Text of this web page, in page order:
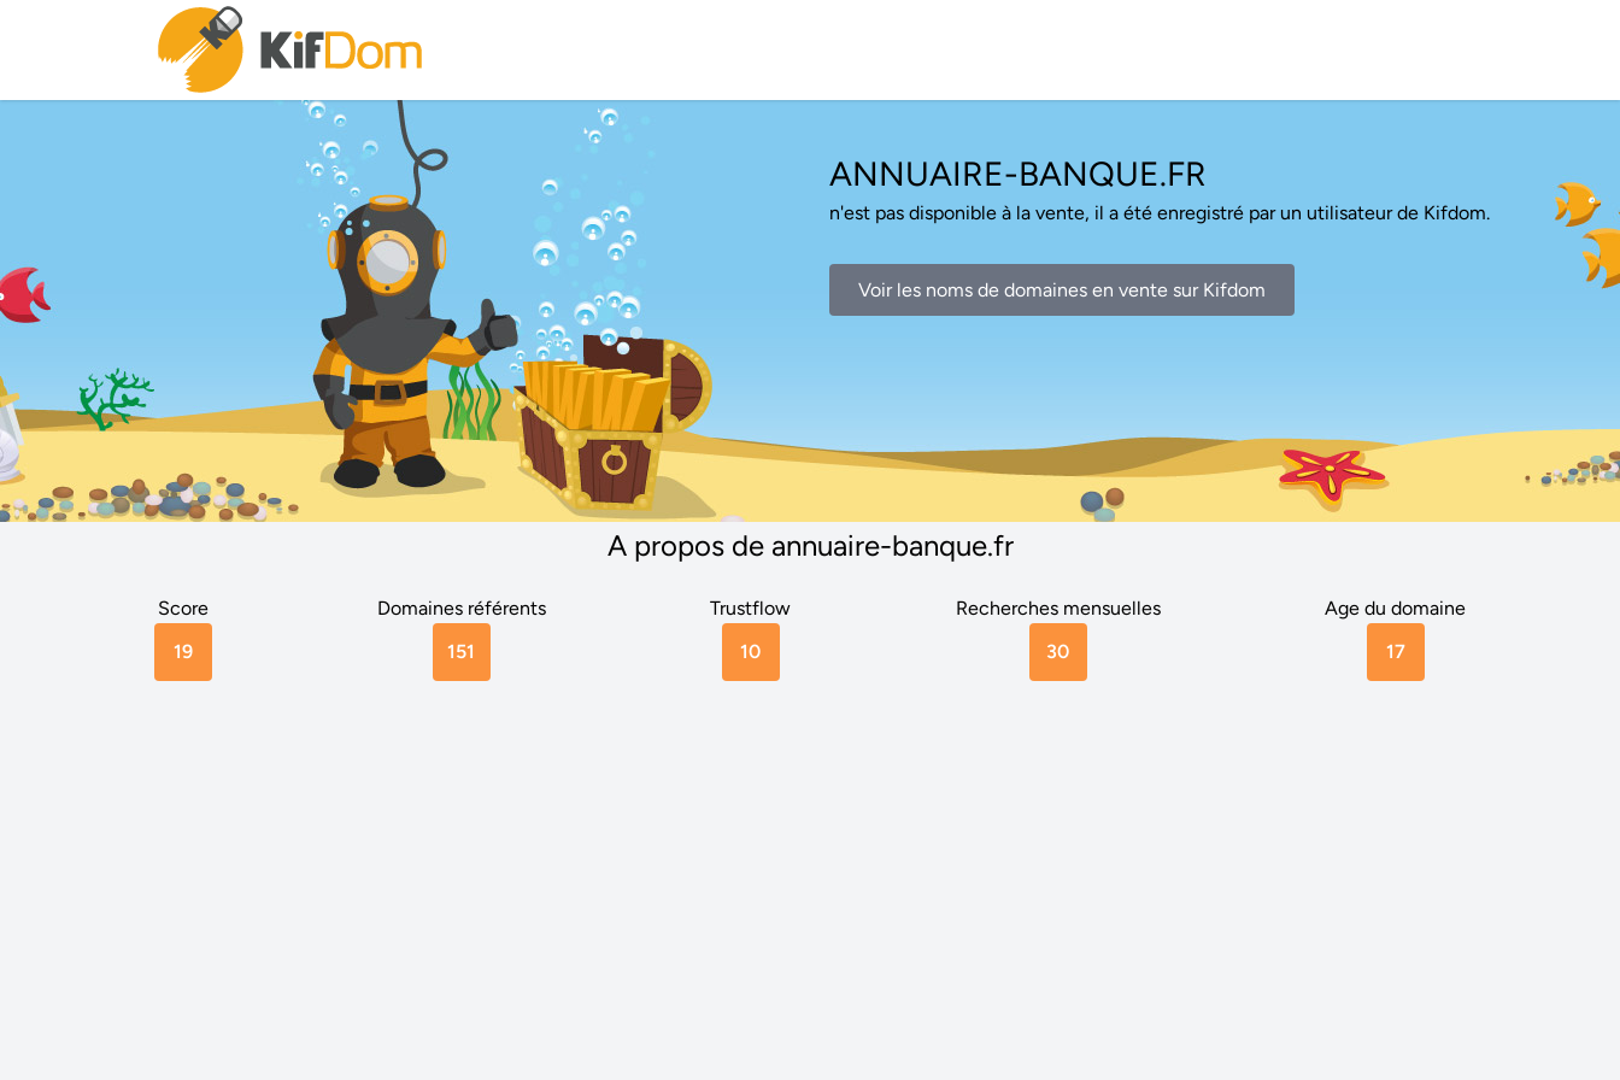
ANNUAIRE-BANQUE.FR
n'est pas disponible à la vente, il a été enregistré par un utilisateur de Kifdom.
Voir les noms de domaines en vente sur Kifdom
A propos de annuaire-banque.fr
Score
19
Domaines référents
151
Trustflow
10
Recherches mensuelles
30
Age du domaine
17